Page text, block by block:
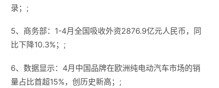
录；;
5、商务部：1-4月全国吸收外资2876.9亿元人民币，同
比下降10.3%；;
6、数据显示：4月中国品牌在欧洲‌纯电动汽车‌市场的销
量占比首超‌15%‌，创历史新高；;